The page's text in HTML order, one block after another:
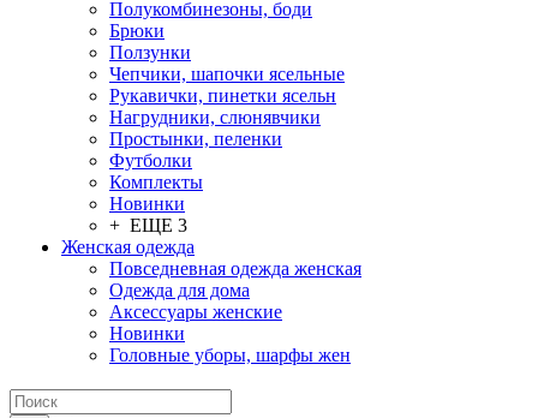
Полукомбинезоны, боди
Брюки
Ползунки
Чепчики, шапочки ясельные
Рукавички, пинетки ясельн
Нагрудники, слюнявчики
Простынки, пеленки
Футболки
Комплекты
Новинки
+ ЕЩЕ 3
Женская одежда
Повседневная одежда женская
Одежда для дома
Аксессуары женские
Новинки
Головные уборы, шарфы жен